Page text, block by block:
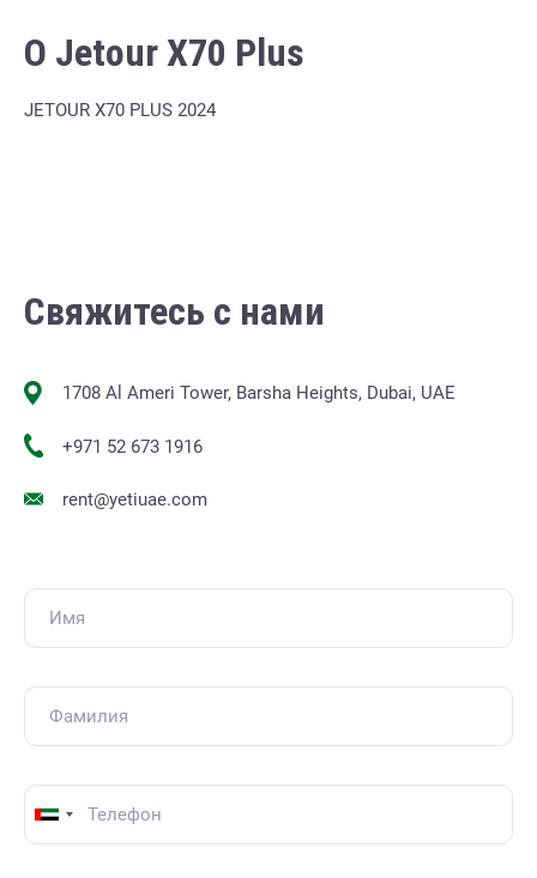
О Jetour X70 Plus
JETOUR X70 PLUS 2024
Свяжитесь с нами
1708 Al Ameri Tower, Barsha Heights, Dubai, UAE
+971 52 673 1916
rent@yetiuae.com